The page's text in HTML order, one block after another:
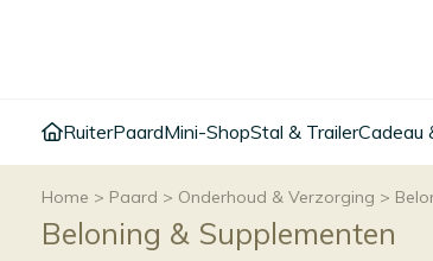
RuiterPaardMini-ShopStal & TrailerCadeau
Home > Paard > Onderhoud & Verzorging >
Beloning & Supplementen